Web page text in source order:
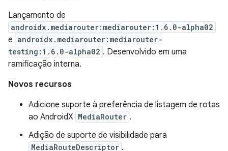
Lançamento de
androidx.mediarouter:mediarouter:1.6.0-alpha02
e androidx.mediarouter:mediarouter-
testing:1.6.0-alpha02 . Desenvolvido em uma
ramificação interna.
Novos recursos
Adicione suporte à preferência de listagem de rotas
ao AndroidX MediaRouter .
Adição de suporte de visibilidade para
MediaRouteDescriptor .